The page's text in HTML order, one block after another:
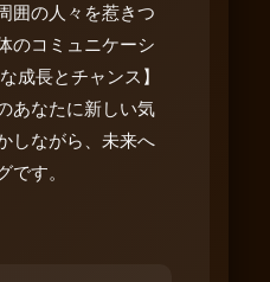
囲の人々を惹きつ
のコミュニケーシ
成長とチャンス】
あなたに新しい気
しながら、未来へ
す。